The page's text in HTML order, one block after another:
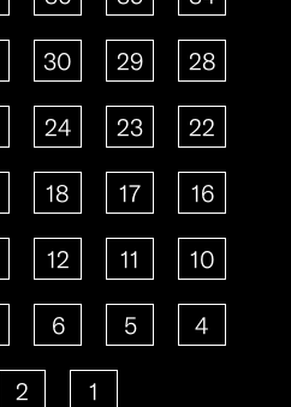
30 29 28
24 23 22
18 17 16
12 11 10
6 5 4
2 1